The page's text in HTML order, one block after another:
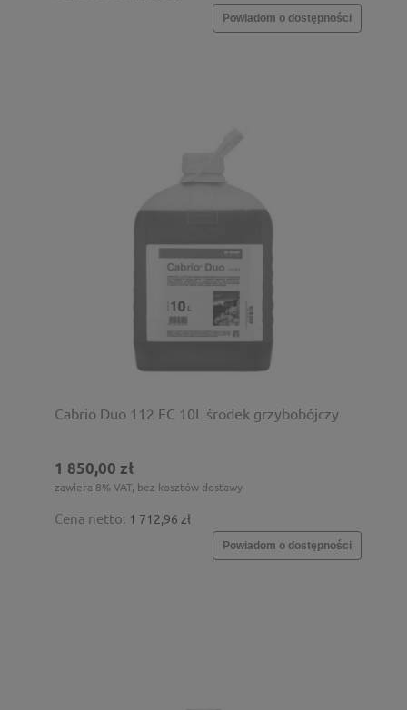
Powiadom o dostępności
Cabrio Duo 112 EC 10L środek grzybobójczy
1 850,00 zł
zawiera 8% VAT, bez kosztów dostawy
Cena netto: 1 712,96 zł
Powiadom o dostępności